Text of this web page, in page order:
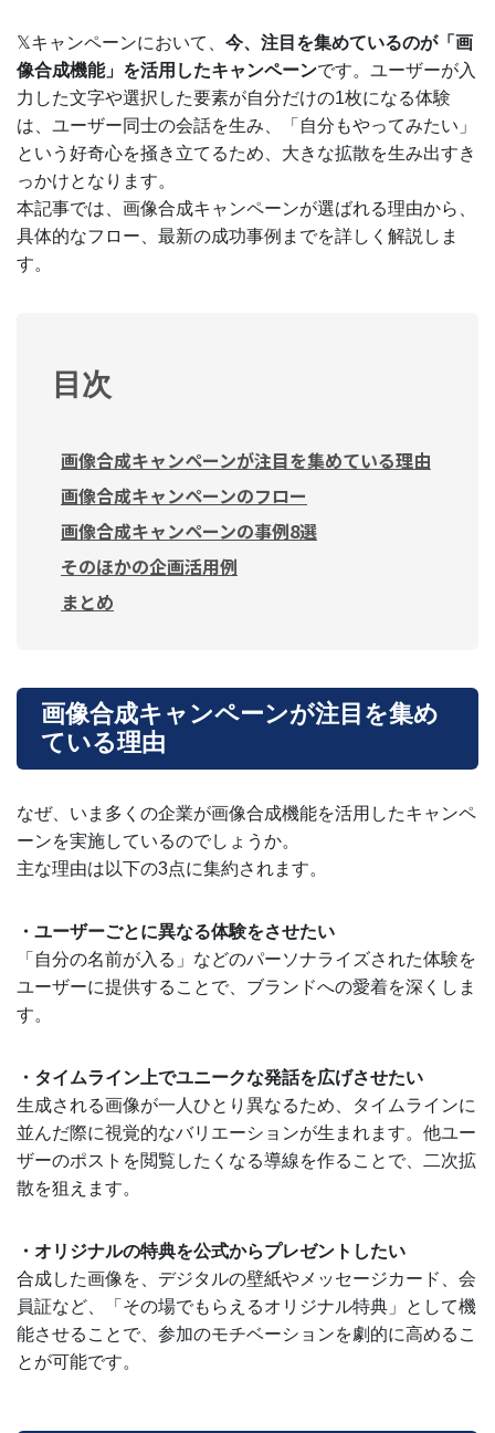
𝕏キャンペーンにおいて、 今、注目を集めているのが「画
像合成機能」を活用したキャンペーンです。ユーザーが入
力した文字や選択した要素が自分だけの1枚になる体験
は、ユーザー同士の会話を生み、「自分もやってみたい」
という好奇心を掻き立てるため、大きな拡散を生み出すき
っかけとなります。
本記事では、画像合成キャンペーンが選ばれる理由から、
具体的なフロー、最新の成功事例までを詳しく解説しま
す。
目次
画像合成キャンペーンが注目を集めている理由
画像合成キャンペーンのフロー
画像合成キャンペーンの事例8選
そのほかの企画活用例
まとめ
画像合成キャンペーンが注目を集め
ている理由
なぜ、いま多くの企業が画像合成機能を活用したキャンペ
ーンを実施しているのでしょうか。
主な理由は以下の3点に集約されます。
・ユーザーごとに異なる体験をさせたい
「自分の名前が入る」などのパーソナライズされた体験を
ユーザーに提供することで、ブランドへの愛着を深くしま
す。
・タイムライン上でユニークな発話を広げさせたい
生成される画像が一人ひとり異なるため、タイムラインに
並んだ際に視覚的なバリエーションが生まれます。他ユー
ザーのポストを閲覧したくなる導線を作ることで、二次拡
散を狙えます。
・オリジナルの特典を公式からプレゼントしたい
合成した画像を、デジタルの壁紙やメッセージカード、会
員証など、「その場でもらえるオリジナル特典」として機
能させることで、参加のモチベーションを劇的に高めるこ
とが可能です。